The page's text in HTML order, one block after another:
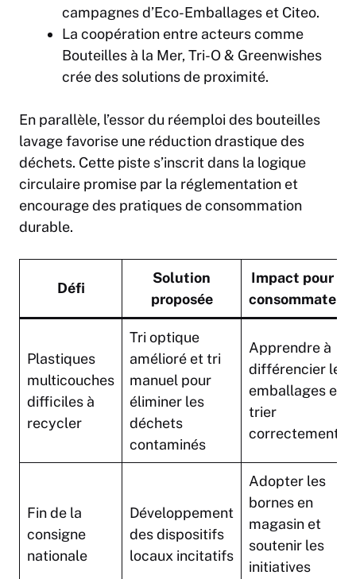
campagnes d’Eco-Emballages et Citeo.
La coopération entre acteurs comme
Bouteilles à la Mer, Tri-O & Greenwishes
crée des solutions de proximité.
En parallèle, l’essor du réemploi des bouteilles
lavage favorise une réduction drastique des
déchets. Cette piste s’inscrit dans la logique
circulaire promise par la réglementation et
encourage des pratiques de consommation
durable.
Défi
Solution
proposée
Impact pour les
Plastiques
multicouches
difficiles à
recycler
Tri optique
amélioré et tri
manuel pour
éliminer les
déchets
contaminés
Apprendre à
différencier les
emballages et
trier
correctement
Fin de la
consigne
nationale
Développement
des dispositifs
locaux incitatifs
Adopter les
bornes en
magasin et
soutenir les
initiatives